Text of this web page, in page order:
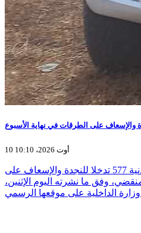
10 أوت 2026، 10:10
نفذت وحدات الحماية المدنية 577 تدخلا للنجدة والإسعاف على
وفق ما نشرته اليوم الإثنين،